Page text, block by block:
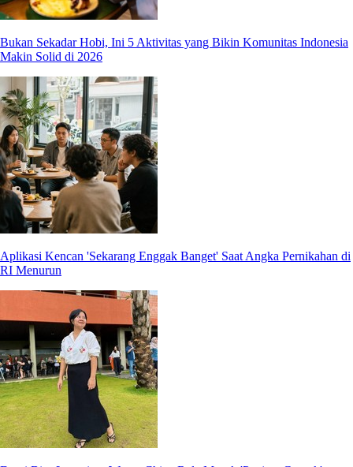
Bukan Sekadar Hobi, Ini 5 Aktivitas yang Bikin Komunitas Indonesia
Makin Solid di 2026
Aplikasi Kencan 'Sekarang Enggak Banget' Saat Angka Pernikahan di
RI Menurun